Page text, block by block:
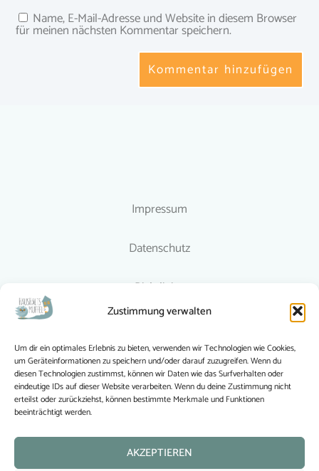
Zustimmung verwalten
Um dir ein optimales Erlebnis zu bieten, verwenden wir Technologien wie Cookies,
um Geräteinformationen zu speichern und/oder darauf zuzugreifen. Wenn du
diesen Technologien zustimmst, können wir Daten wie das Surfverhalten oder
eindeutige IDs auf dieser Website verarbeiten. Wenn du deine Zustimmung nicht
erteilst oder zurückziehst, können bestimmte Merkmale und Funktionen
beeinträchtigt werden.
AKZEPTIEREN
Name, E-Mail-Adresse und Website in diesem Browser
für meinen nächsten Kommentar speichern.
Impressum
Datenschutz
Richtlinien
Haushaltsmuffel folgen